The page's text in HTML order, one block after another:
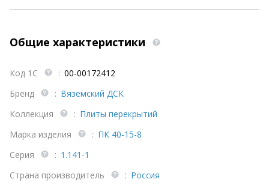
Общие характеристики
Код 1С : 00-00172412
Бренд
: Вяземский ДСК
Коллекция
: Плиты перекрытий
Марка изделия
: ПК 40-15-8
Серия
: 1.141-1
Страна производитель
: Россия